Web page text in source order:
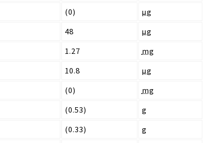
(0)
μg
48
μg
1.27
mg
10.8
μg
(0) mg
(0.53)
g
(0.33)
g